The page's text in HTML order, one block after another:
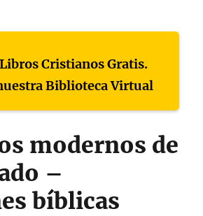
Cristianos Gratis.
Biblioteca Virtual
modernos de
–
bíblicas